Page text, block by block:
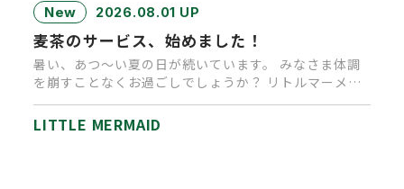
New 2026.08.01 UP
麦茶のサービス、始めました！
暑い、あつ～い夏の日が続いています。 みなさま体調
を崩すことなくお過ごしでしょうか？ リトルマーメイ
LITTLE MERMAID